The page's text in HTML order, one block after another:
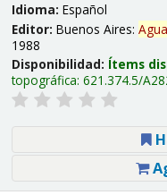
Idioma: Español
Editor: Buenos Aires: Agua
1988
Disponibilidad: Ítems
topográfica: 621.374.5/